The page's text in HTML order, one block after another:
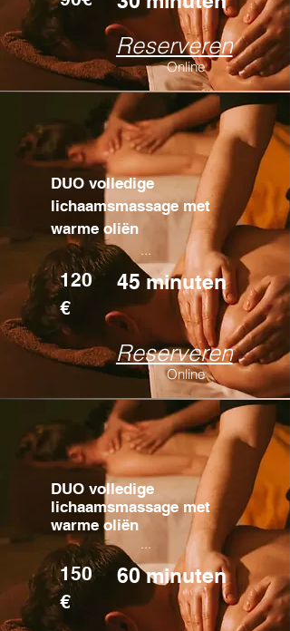
Reserveren
Online
DUO volledige
lichaamsmassage met
warme oliën
...
120
€
45 minuten
Reserveren
Online
DUO volledige
lichaamsmassage met
warme oliën
...
150
€
60 minuten